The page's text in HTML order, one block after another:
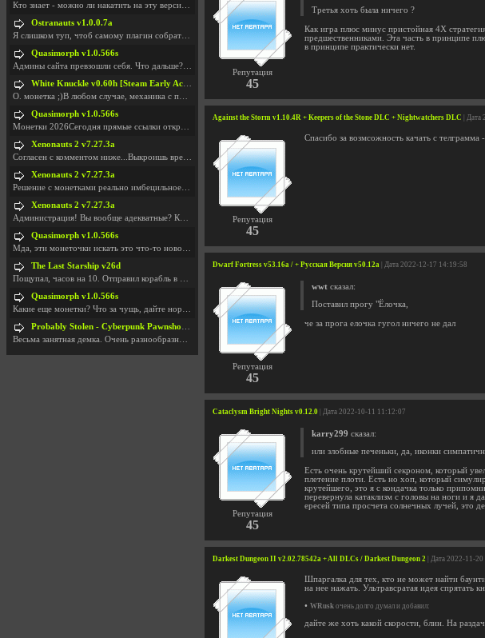
Репутация
45
Третья хоть была ничего ?
Как игра плюс минус пристойная 4Х
предшественниками. Эта часть в принципе
в принципе практически нет.
Against the Storm v1.10.4R + Keepers of the Stone DLC + Nightwatchers DLC |
Репутация
45
Спасибо за возмсожность качать с
Dwarf Fortress v53.16a / + Русская Версия v50.12a | Дата 2022-12-17 14:19:58
Репутация
45
wwt сказал:
Поставил прогу "Ёлочка,
че за прога елочка гугол ничего не дал
Cataclysm Bright Nights v0.12.0 | Дата 2022-10-11 11:12:07
Репутация
45
karry299 сказал:
или злобные печеньки, да, иконки
Есть очень крутейший секроном, который
плетение плоти. Есть но хоп, который
крутейшего, это я с кондачка только
перевернула катаклизм с головы на ноги и
ересей типа просчета солнечных лучей, это
Darkest Dungeon II v2.02.78542a + All DLCs / Darkest Dungeon 2 | Дата 2022-11-
Шпаргалка для тех, кто не может найти
на нее нажать. Ультравсратая идея спрятать
• WRusk очень долго думал и добавил:
дайте же хоть какой скорости, блин. На
Кто знает - можно ли накатить на эту версию моды?
Ostranauts v1.0.0.7a
Я слишком туп, чтоб самому плагин собрать. И что-т
Quasimorph v1.0.566s
Админы сайта превзошли себя. Что дальше? Засунь се
White Knuckle v0.60h [Steam Early Access]
О. монетка ;)В любом случае, механика с поиском мо
Quasimorph v1.0.566s
Монетки 2026Сегодня прямые ссылки открываются посл
Xenonauts 2 v7.27.3a
Согласен с комментом ниже...Выкроишь время чтобы з
Xenonauts 2 v7.27.3a
Решение с монетками реально имбецильное. Как сдела
Xenonauts 2 v7.27.3a
Администрация! Вы вообще адекватные? Какие монетки
Quasimorph v1.0.566s
Мда, эти монеточки искать это что-то новое в сфере
The Last Starship v26d
Пощупал, часов на 10. Отправил корабль в другую Га
Quasimorph v1.0.566s
Какие еще монетки? Что за чущь, дайте нормально ск
Probably Stolen - Cyberpunk Pawnshop Simulator v048c [Playtest]
Весьма занятная демка. Очень разнообразные механик